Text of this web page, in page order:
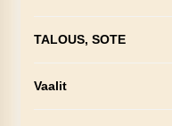
TALOUS, SOTE
Vaalit